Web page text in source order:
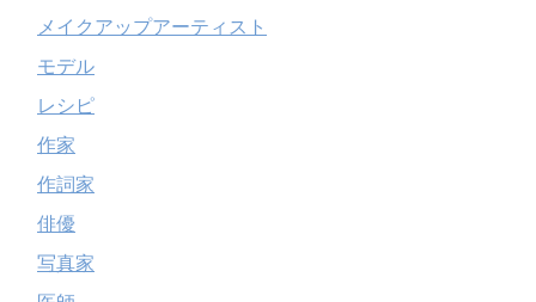
メイクアップアーティスト
モデル
レシピ
作家
作詞家
俳優
写真家